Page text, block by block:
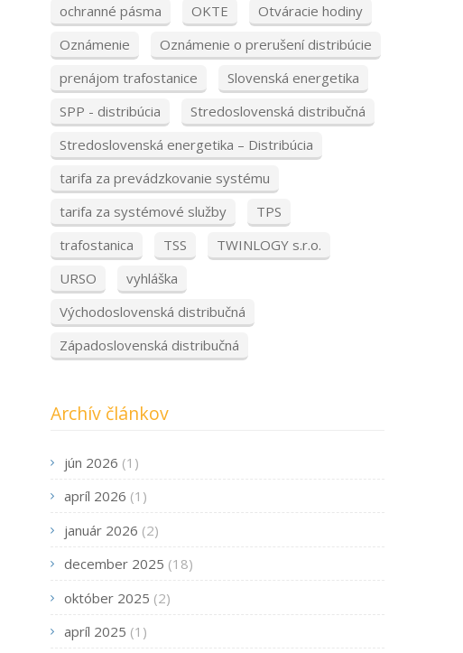
ochranné pásma
OKTE
Otváracie hodiny
Oznámenie
Oznámenie o prerušení distribúcie
prenájom trafostanice
Slovenská energetika
SPP - distribúcia
Stredoslovenská distribučná
Stredoslovenská energetika – Distribúcia
tarifa za prevádzkovanie systému
tarifa za systémové služby
TPS
trafostanica
TSS
TWINLOGY s.r.o.
URSO
vyhláška
Východoslovenská distribučná
Západoslovenská distribučná
Archív článkov
jún 2026 (1)
apríl 2026 (1)
január 2026 (2)
december 2025 (18)
október 2025 (2)
apríl 2025 (1)